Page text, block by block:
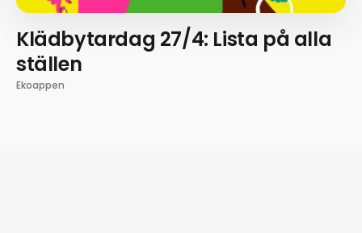
Klädbytardag 27/4: Lista på alla
ställen
Ekoappen